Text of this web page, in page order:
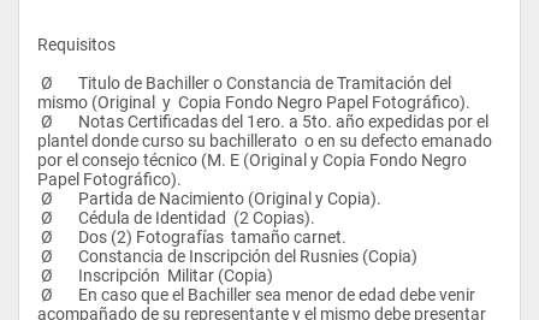
2     PSE-122          FUE-133
REH-243   RELACIONES HUMANAS   2   2   4   3     LEN-142
TOTAL POR SEMESTRE   12   11   23   16
3   EST-364   ESTADISTICA   2   4   6   4     MAG-163
HSI-343   HIGIENE Y SEGURIDAD INDUSTRIAL   3   1   4   3
Ninguno
MER-343   MERCADEO   3   1   4   3     PSE-222          MIC-243
ORM-343   ORGANIZACIÓN Y MÉTODOS   2   2   4   3     INA-233
PLI-343   PLANTAS INDUSTRIALES   3   1   4   3     MIC-243
TRA-333   TRANSPORTE   3   0   3   3     Ninguno
TOTAL POR SEMESTRE   16   9   25   19
Requisitos
mismo (Original  y  Copia Fondo Negro Papel Fotográfico).
plantel donde curso su bachillerato  o en su defecto emanado
por el consejo técnico (M. E (Original y Copia Fondo Negro
Papel Fotográfico).
Ø       Partida de Nacimiento (Original y Copia).
Ø       Cédula de Identidad  (2 Copias).
Ø       Dos (2) Fotografías  tamaño carnet.
Ø       Constancia de Inscripción del Rusnies (Copia)
Ø       Inscripción  Militar (Copia)
acompañado de su representante y el mismo debe presentar